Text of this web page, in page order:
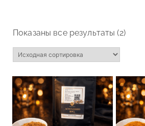
Показаны все результаты (2)